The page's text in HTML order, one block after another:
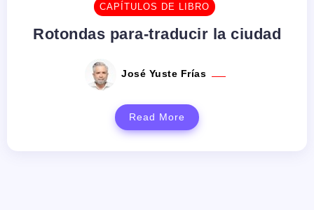
CAPÍTULOS DE LIBRO
Rotondas para-traducir la ciudad
José Yuste Frías
Read More